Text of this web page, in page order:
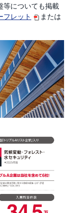
等についても掲載
フレット
または